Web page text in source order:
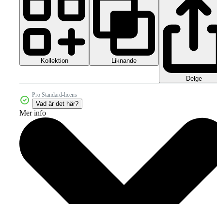
Kollektion Liknande
Delge
Pro Standard-licens
Vad är det här?
Mer info